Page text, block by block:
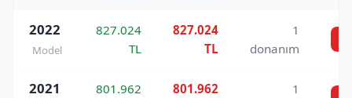
2022
Model
827.024
TL
827.024
TL
1
donanım
2021
801.962
801.962
1